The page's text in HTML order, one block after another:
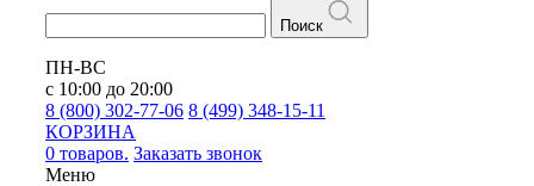
Поиск
ПН-ВС
с 10:00 до 20:00
8 (800) 302-77-06 8 (499) 348-15-11
КОРЗИНА
0 товаров. Заказать звонок
Меню